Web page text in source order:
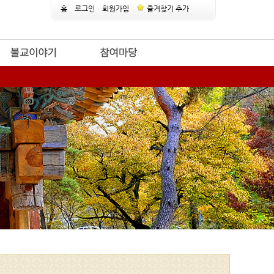
홈 로그인 회원가입 즐겨찾기 추가